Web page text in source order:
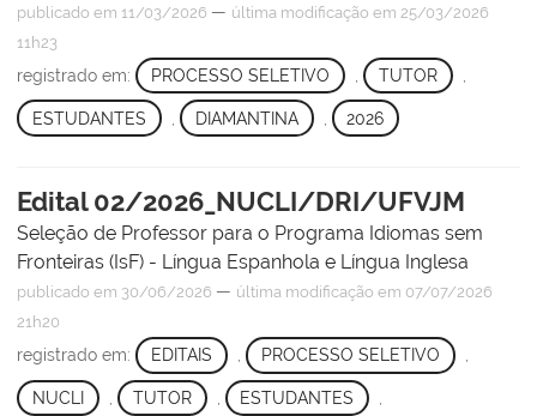
publicado em 11/03/2026 — última modificação em 25/03/2026
11h23
registrado em: PROCESSO SELETIVO TUTOR
ESTUDANTES DIAMANTINA 2026
Edital 02/2026_NUCLI/DRI/UFVJM
Seleção de Professor para o Programa Idiomas sem
Fronteiras (IsF) - Língua Espanhola e Língua Inglesa
publicado em 30/06/2026 — última modificação em 07/07/2026
21h20
registrado em: EDITAIS , PROCESSO SELETIVO ,
NUCLI TUTOR ESTUDANTES